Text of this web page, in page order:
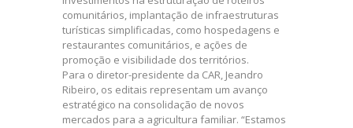
comunitários, implantação de infraestruturas
turísticas simplificadas, como hospedagens e
restaurantes comunitários, e ações de
promoção e visibilidade dos territórios.
Para o diretor-presidente da CAR, Jeandro
Ribeiro, os editais representam um avanço
estratégico na consolidação de novos
mercados para a agricultura familiar. “Estamos